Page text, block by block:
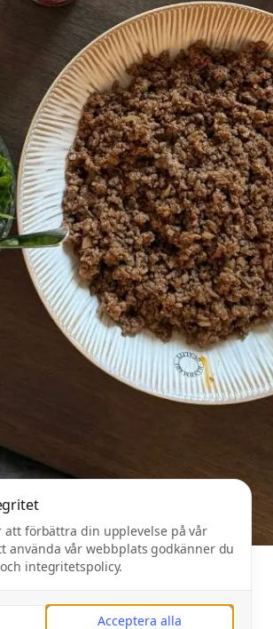
att förbättra din upplevelse på vår
använda vår webbplats godkänner du
integritetspolicy.
Acceptera alla